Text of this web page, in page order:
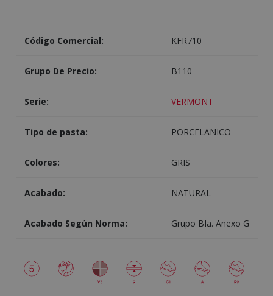
Código Comercial: KFR710
Grupo De Precio: B110
Serie: VERMONT
Tipo de pasta: PORCELANICO
Colores: GRIS
Acabado: NATURAL
Acabado Según Norma: Grupo BIa. Anexo G